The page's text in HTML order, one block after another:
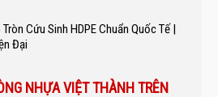
Cứu Sinh HDPE Chuẩn Quốc Tế |
Đại
NHỰA VIỆT THÀNH TRÊN